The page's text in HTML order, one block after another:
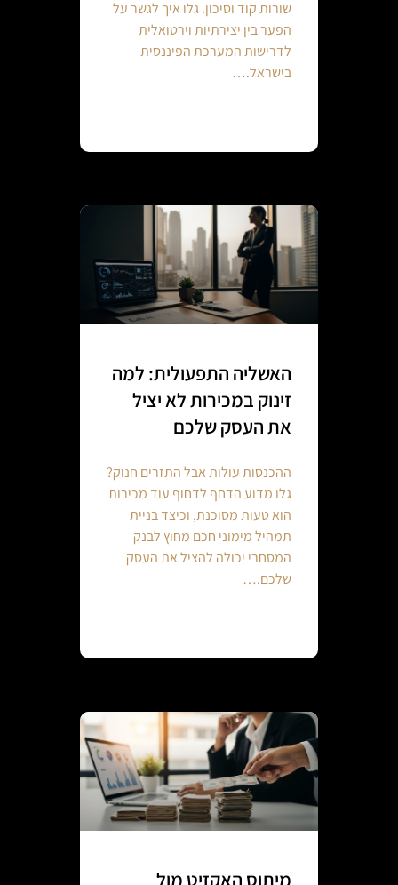
שורות קוד וסיכון. גלו איך לגשר על
הפער בין יצירתיות וירטואלית
לדרישות המערכת הפיננסית
בישראל.…
האשליה התפעולית: למה
זינוק במכירות לא יציל
את העסק שלכם
ההכנסות עולות אבל התזרים חנוק?
גלו מדוע הדחף לדחוף עוד מכירות
הוא טעות מסוכנת, וכיצד בניית
תמהיל מימוני חכם מחוץ לבנק
המסחרי יכולה להציל את העסק
שלכם.…
מיתוס האקזיט מול